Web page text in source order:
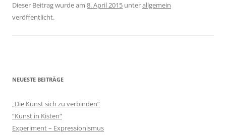
Dieser Beitrag wurde am 8. April 2015 unterallgemein
veröffentlicht.
NEUESTE BEITRÄGE
„Die Kunst sich zu verbinden“
“Kunst in Kisten“
Experiment – Expressionismus